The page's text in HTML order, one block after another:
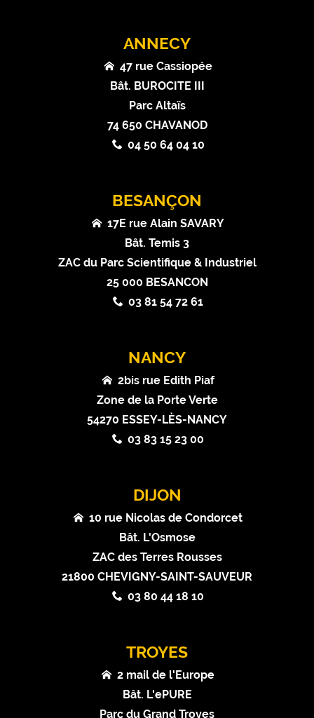
ANNECY
47 rue Cassiopée
Bât. BUROCITE III
Parc Altaïs
74 650 CHAVANOD
04 50 64 04 10
BESANÇON
17E rue Alain SAVARY
Bât. Temis 3
ZAC du Parc Scientifique & Industriel
25 000 BESANCON
03 81 54 72 61
NANCY
2bis rue Edith Piaf
Zone de la Porte Verte
54270 ESSEY-LÈS-NANCY
03 83 15 23 00
DIJON
10 rue Nicolas de Condorcet
Bât. L'Osmose
ZAC des Terres Rousses
21800 CHEVIGNY-SAINT-SAUVEUR
03 80 44 18 10
TROYES
2 mail de l'Europe
Bât. L'ePURE
Parc du Grand Troyes